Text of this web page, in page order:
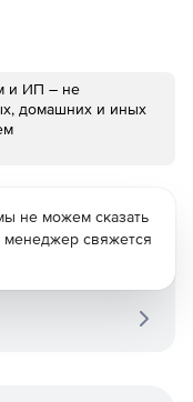
и ИП – не
домашних и иных
не можем сказать
менеджер свяжется